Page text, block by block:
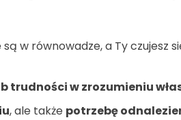
w równowadze, a Ty czujesz
w zrozumieniu
, ale także potrzebę